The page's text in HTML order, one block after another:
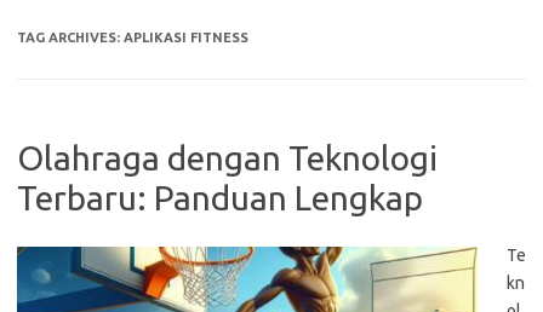
TAG ARCHIVES: APLIKASI FITNESS
Olahraga dengan Teknologi
Terbaru: Panduan Lengkap
Te
kn